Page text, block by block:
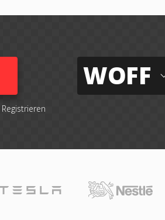
Registrieren
WOFF